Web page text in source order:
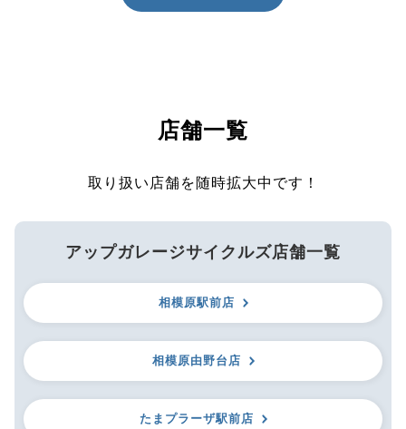
店舗一覧
取り扱い店舗を随時拡大中です！
アップガレージサイクルズ店舗一覧
相模原駅前店
相模原由野台店
たまプラーザ駅前店